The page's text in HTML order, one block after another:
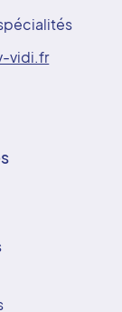
vidi.fr